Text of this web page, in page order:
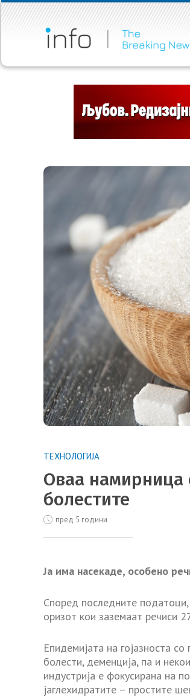
ТЕХНОЛОГИЈА
Оваа намирница
болестите
пред 5 години
Ја има насекаде, особено
Според последните
оризот кои заземаат речиси
Епидемијата на гојазноста
болести, деменција, па и
индустрија е фокусирана на
јаглехидратите – простите